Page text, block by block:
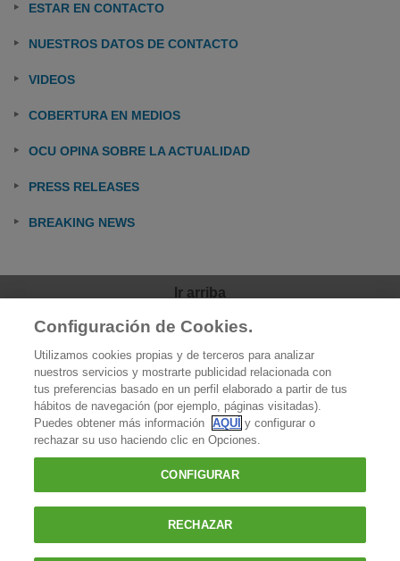
ESTAR EN CONTACTO
NUESTROS DATOS DE CONTACTO
VIDEOS
COBERTURA EN MEDIOS
OCU OPINA SOBRE LA ACTUALIDAD
PRESS RELEASES
BREAKING NEWS
Ir arriba
OCU
Quiénes somos
Qué hacemos
Contacto
Favoritos
Configuración de Cookies.
Utilizamos cookies propias y de terceros para analizar
nuestros servicios y mostrarte publicidad relacionada con
tus preferencias basado en un perfil elaborado a partir de tus
hábitos de navegación (por ejemplo, páginas visitadas).
Puedes obtener más información
AQUÍ y configurar o
rechazar su uso haciendo clic en Opciones.
CONFIGURAR
RECHAZAR